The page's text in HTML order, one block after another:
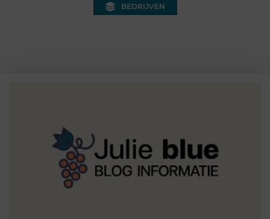
BEDRIJVEN